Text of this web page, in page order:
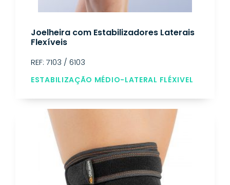
Joelheira com Estabilizadores Laterais
Flexíveis
REF: 7103 / 6103
ESTABILIZAÇÃO MÉDIO-LATERAL FLÉXIVEL